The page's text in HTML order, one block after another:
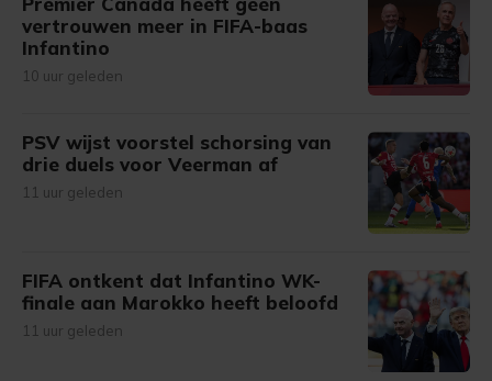
vertrouwen meer in FIFA-baas
Infantino
10 uur geleden
PSV wijst voorstel schorsing van
drie duels voor Veerman af
11 uur geleden
FIFA ontkent dat Infantino WK-
finale aan Marokko heeft beloofd
11 uur geleden